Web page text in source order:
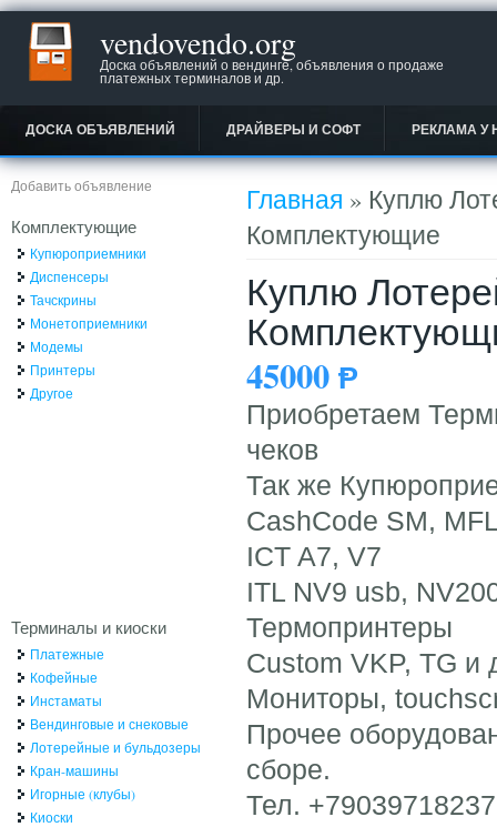
vendovendo.org
Доска объявлений о вендинге, объявления о продаже
платежных терминалов и др.
ДОСКА ОБЪЯВЛЕНИЙ ДРАЙВЕРЫ И СОФТ РЕКЛАМА У
Вы здесь
Главная » Куплю
Комплектующие
Куплю
45000 Ᵽ
Приобретаем
чеков
Так же
CashCode SM,
ICT A7, V7
ITL NV9 usb,
Термопринтеры
Custom VKP, TG и
Мониторы,
Прочее
сборе.
Тел.
Добавить объявление
Комплектующие
Купюроприемники
Диспенсеры
Тачскрины
Монетоприемники
Модемы
Принтеры
Другое
Терминалы и киоски
Платежные
Кофейные
Инстаматы
Вендинговые и снековые
Лотерейные и бульдозеры
Кран-машины
Игорные (клубы)
Киоски